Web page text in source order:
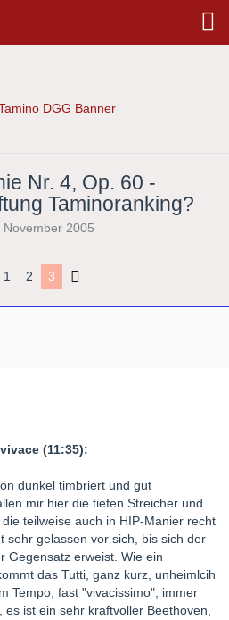
Nr. 4, Op. 60 -
Taminoranking?
November 2005
1 2 3
(11:35):
dunkel timbriert und gut
mir hier die tiefen Streicher und
teilweise auch in HIP-Manier recht
sehr gelassen vor sich, bis sich der
Gegensatz erweist. Wie ein
das Tutti, ganz kurz, unheimlcih
Tempo, fast "vivacissimo", immer
es ist ein sehr kraftvoller Beethoven,